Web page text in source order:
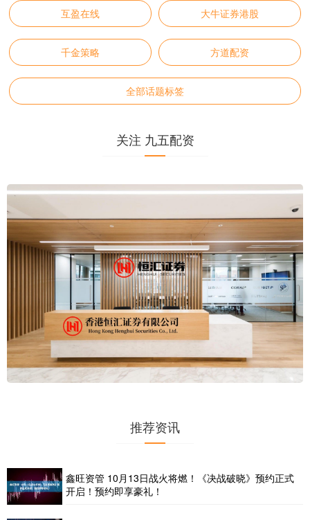
互盈在线 大牛证券港股
千金策略 方道配资
全部话题标签
关注 九五配资
推荐资讯
鑫旺资管 10月13日战火将燃！《决战破晓》预约正式
开启！预约即享豪礼！